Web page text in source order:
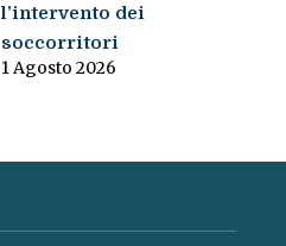
l’intervento dei
soccorritori
1 Agosto 2026